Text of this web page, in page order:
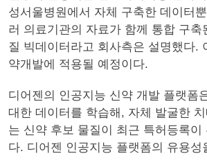
성서울병원에서 자체 구축한 데이터
러 의료기관의 자료가 함께 통합 구축
질 빅데이터라고 회사측은 설명했다.
약개발에 적용될 예정이다.
디어젠의 인공지능 신약 개발 플랫폼
대한 데이터를 학습해, 자체 발굴한
는 신약 후보 물질이 최근 특허등록이
다. 디어젠 인공지능 플랫폼의 유용성